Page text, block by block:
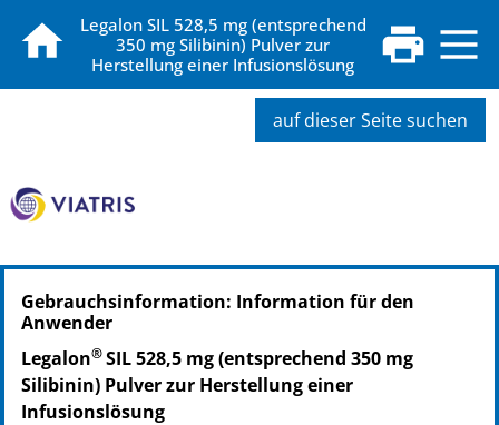
Legalon SIL 528,5 mg (entsprechend
350 mg Silibinin) Pulver zur
Herstellung einer Infusionslösung
auf dieser Seite suchen
PZN: 03429519
PPN: 110342951909
NTIN: 04150034295197
Gebrauchsinformation: Information für den
Anwender
Legalon®SIL 528,5 mg (entsprechend 350 mg
Silibinin) Pulver zur Herstellung einer
Infusionslösung